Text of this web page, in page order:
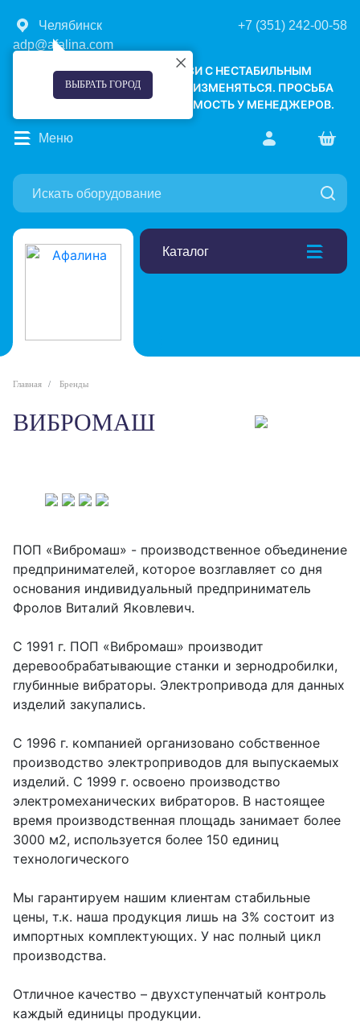
Челябинск
ВЫБРАТЬ ГОРОД
+7 (351) 242-00-58
adp@afalina.com
УВАЖАЕМЫЕ КЛИЕНТЫ! В СВЯЗИ С НЕСТАБИЛЬНЫМ
КУРСОМ ВАЛЮТ, ЦЕНЫ МОГУТ ИЗМЕНЯТЬСЯ. ПРОСЬБА
УТОЧНЯТЬ АКТУАЛЬНУЮ СТОИМОСТЬ У МЕНЕДЖЕРОВ.
Каталог
Меню
Главная Бренды
ВИБРОМАШ
ПОП «Вибромаш» - производственное объединение
предпринимателей, которое возглавляет со дня
основания индивидуальный предприниматель
Фролов Виталий Яковлевич.
С 1991 г. ПОП «Вибромаш» производит
деревообрабатывающие станки и зернодробилки,
глубинные вибраторы. Электропривода для данных
изделий закупались.
С 1996 г. компанией организовано собственное
производство электроприводов для выпускаемых
изделий. С 1999 г. освоено производство
электромеханических вибраторов. В настоящее
время производственная площадь занимает более
3000 м2, используется более 150 единиц
технологического
Мы гарантируем нашим клиентам стабильные
цены, т.к. наша продукция лишь на 3% состоит из
импортных комплектующих. У нас полный цикл
производства.
Отличное качество – двухступенчатый контроль
каждый единицы продукции.